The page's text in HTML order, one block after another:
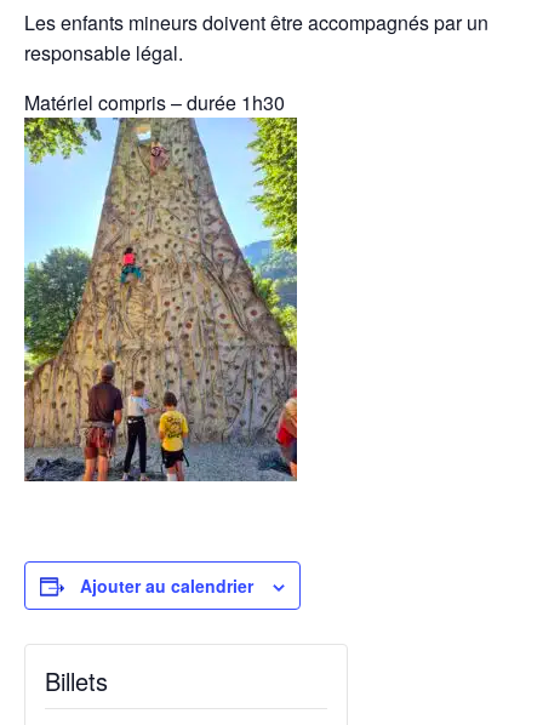
Les enfants mineurs doivent être accompagnés par un
responsable légal.
Matériel compris – durée 1h30
Ajouter au calendrier
Billets